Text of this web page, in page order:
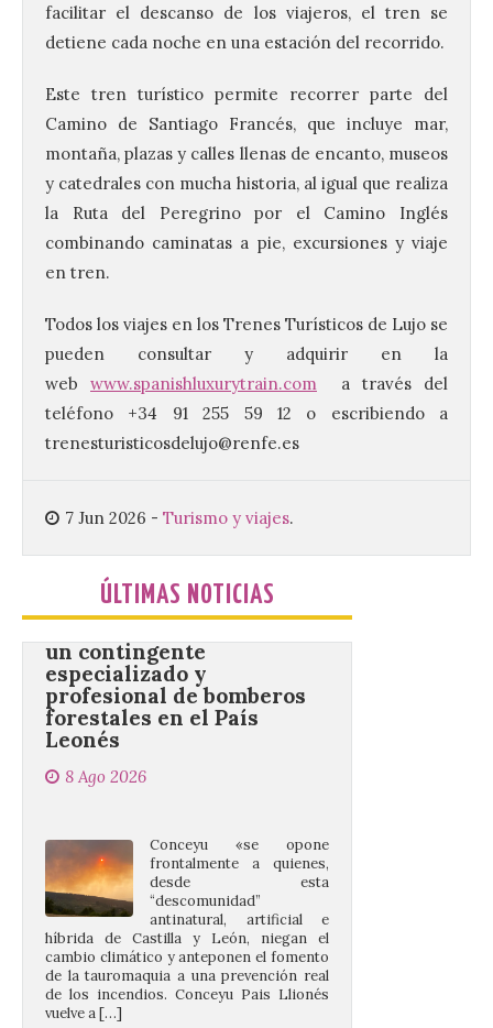
facilitar el descanso de los viajeros, el tren se
detiene cada noche en una estación del recorrido.
Este tren turístico permite recorrer parte del
Camino de Santiago Francés, que incluye mar,
montaña, plazas y calles llenas de encanto, museos
y catedrales con mucha historia, al igual que realiza
la Ruta del Peregrino por el Camino Inglés
combinando caminatas a pie, excursiones y viaje
en tren.
Todos los viajes en los Trenes Turísticos de Lujo se
pueden consultar y adquirir en la
web www.spanishluxurytrain.com a través del
teléfono +34 91 255 59 12 o escribiendo a
trenesturisticosdelujo@renfe.es
7 Jun 2026 - Turismo y viajes.
ÚLTIMAS NOTICIAS
La UPSA impulsa la
creación musical con el I
Concurso Internacional de
Composición Coral Sacra
Este certamen,
promovido por el Instituto
Universitario de Música
Sacra de la Universidad
(UPSA), premiará composiciones
inéditas, destinadas a coro, con un
premio de 3.000 euros. Las candidaturas
Conceyu vuelve a exigir
un contingente
especializado y
profesional de bomberos
forestales en el País
Leonés
8 Ago 2026
desde esta
“descomunidad”
antinatural, artificial e
híbrida de Castilla y León, niegan el
cambio climático y anteponen el fomento
de la tauromaquia a una prevención real
de los incendios. Conceyu Pais Llionés
vuelve a […]